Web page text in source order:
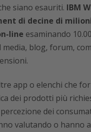
siano esauriti. IBM
di decine di
line esaminando
blog, forum,
app o elenchi che
dei prodotti più
dei
valutando o hanno